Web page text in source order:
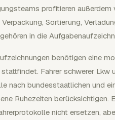
profitieren außerdem
Sortierung,
in die
benötigen eine
Fahrer schwerer Lkw
nach bundesstaatlichen und
Ruhezeiten
nicht ersetzen,